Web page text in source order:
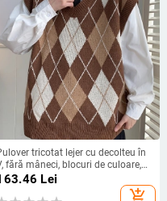
tricotat lejer cu decolteu în
fără mâneci, blocuri de culoare,
de stil Hong Kong/Japonia
Lei
add_shopping_cart